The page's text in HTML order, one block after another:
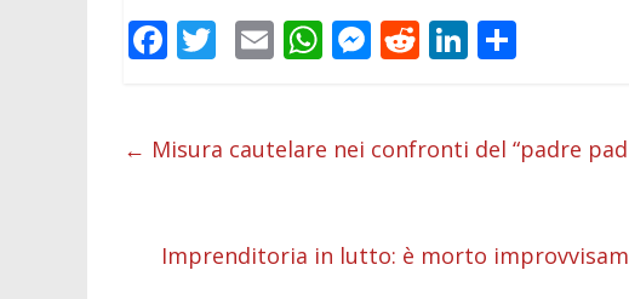
F
b
k
T
er
E
l
W
s
p
p
M
e
er
R
di
Li
e di
← Misura cautelare nei confronti del “padre
Imprenditoria in lutto: è morto